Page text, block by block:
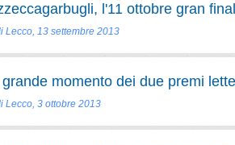
l'11 ottobre gran
Lecco, 13 settembre 2013
momento dei due premi
Lecco, 3 ottobre 2013